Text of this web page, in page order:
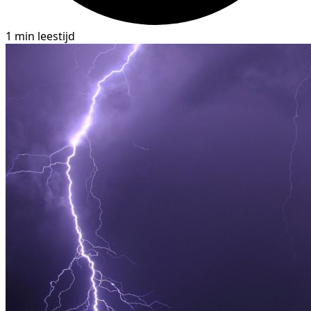
1 min leestijd